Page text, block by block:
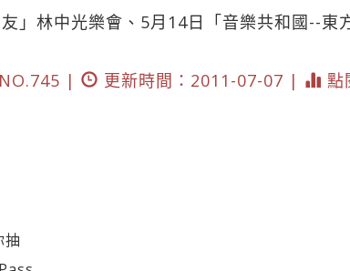
」林中光樂會、5月14日「音樂共和國--東
NO.745 |
更新時間：2011-07-07 | 點
抽